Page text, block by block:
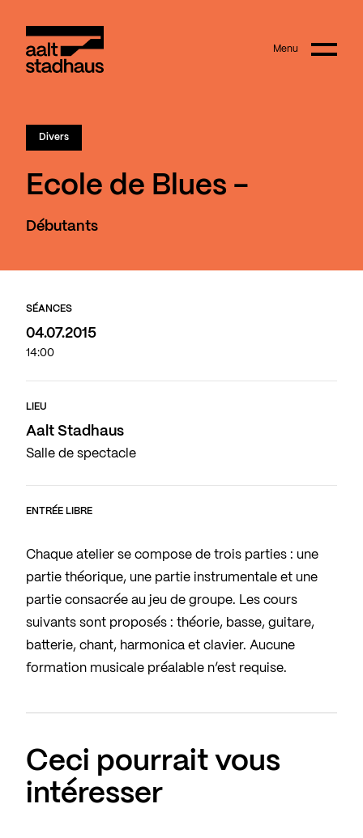
Main content Menu
Divers
Ecole de Blues -
Débutants
SÉANCES
04.07.2015
14:00
LIEU
Aalt Stadhaus
Salle de spectacle
ENTRÉE LIBRE
Chaque atelier se compose de trois parties : une
partie théorique, une partie instrumentale et une
partie consacrée au jeu de groupe. Les cours
suivants sont proposés : théorie, basse, guitare,
batterie, chant, harmonica et clavier. Aucune
formation musicale préalable n’est requise.
Ceci pourrait vous
intéresser